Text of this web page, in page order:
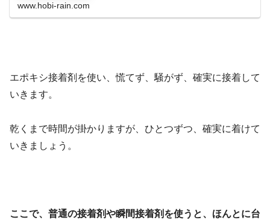
www.hobi-rain.com
エポキシ接着剤を使い、慌てず、騒がず、確実に接着して
いきます。
乾くまで時間が掛かりますが、ひとつずつ、確実に着けて
いきましょう。
ここで、普通の接着剤や瞬間接着剤を使うと、ほんとに台